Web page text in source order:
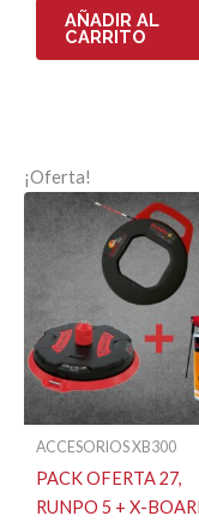
AÑADIR AL
CARRITO
¡Oferta!
ACCESORIOS XB300
PACK OFERTA 27,
RUNPO 5 + X-